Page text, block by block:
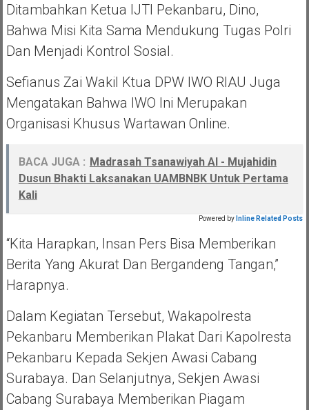
Ditambahkan Ketua IJTI Pekanbaru, Dino,
Bahwa Misi Kita Sama Mendukung Tugas Polri
Dan Menjadi Kontrol Sosial.
Sefianus Zai Wakil Ktua DPW IWO RIAU Juga
Mengatakan Bahwa IWO Ini Merupakan
Organisasi Khusus Wartawan Online.
BACA JUGA : Madrasah Tsanawiyah Al - Mujahidin
Dusun Bhakti Laksanakan UAMBNBK Untuk Pertama
Kali
Powered by Inline Related Posts
“Kita Harapkan, Insan Pers Bisa Memberikan
Berita Yang Akurat Dan Bergandeng Tangan,”
Harapnya.
Dalam Kegiatan Tersebut, Wakapolresta
Pekanbaru Memberikan Plakat Dari Kapolresta
Pekanbaru Kepada Sekjen Awasi Cabang
Surabaya. Dan Selanjutnya, Sekjen Awasi
Cabang Surabaya Memberikan Piagam